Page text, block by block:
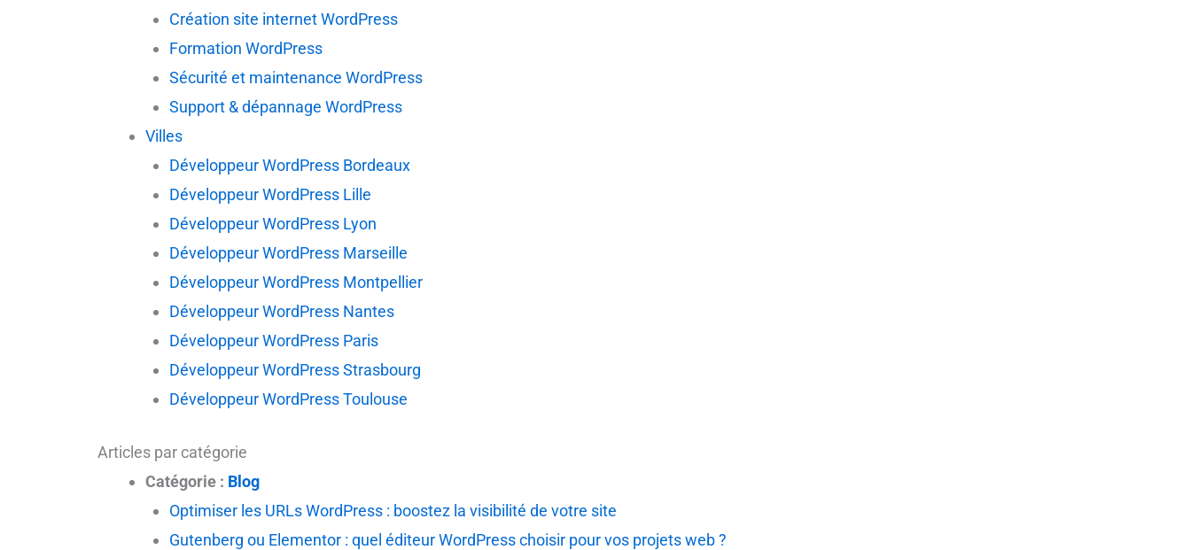
Création site internet WordPress
Formation WordPress
Sécurité et maintenance WordPress
Support & dépannage WordPress
Villes
Développeur WordPress Bordeaux
Développeur WordPress Lille
Développeur WordPress Lyon
Développeur WordPress Marseille
Développeur WordPress Montpellier
Développeur WordPress Nantes
Développeur WordPress Paris
Développeur WordPress Strasbourg
Développeur WordPress Toulouse
Articles par catégorie
Catégorie : Blog
Optimiser les URLs WordPress : boostez la visibilité de votre site
Gutenberg ou Elementor : quel éditeur WordPress choisir pour vos projets web ?